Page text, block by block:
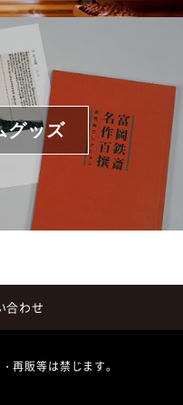
グッズ
合わせ
再販等は禁じます。